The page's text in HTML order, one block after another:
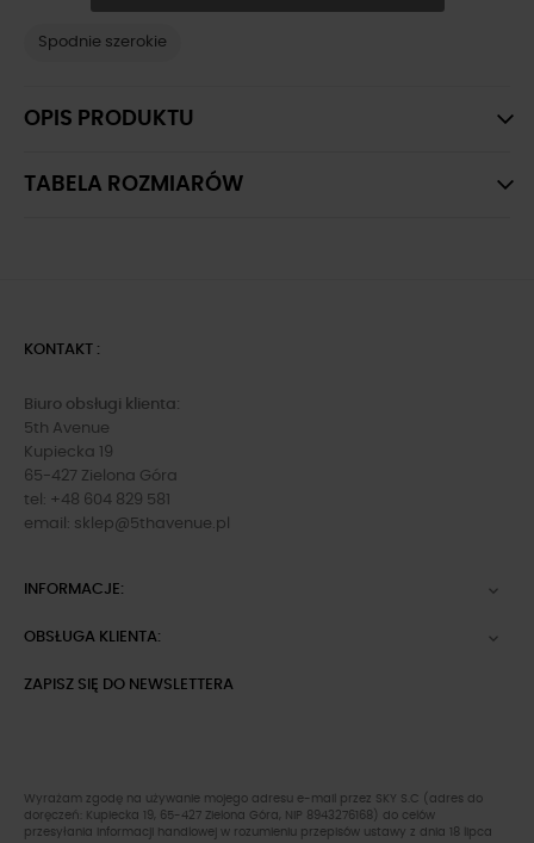
Spodnie szerokie
OPIS PRODUKTU
TABELA ROZMIARÓW
KONTAKT :
Biuro obsługi klienta:
5th Avenue
Kupiecka 19
65-427 Zielona Góra
tel: +48 604 829 581
email: sklep@5thavenue.pl
INFORMACJE: 
OBSŁUGA KLIENTA: 
ZAPISZ SIĘ DO NEWSLETTERA
Wyrażam zgodę na używanie mojego adresu e-mail przez SKY S.C (adres do
doręczeń: Kupiecka 19, 65-427 Zielona Góra, NIP 8943276168) do celów
przesyłania informacji handlowej w rozumieniu przepisów ustawy z dnia 18 lipca